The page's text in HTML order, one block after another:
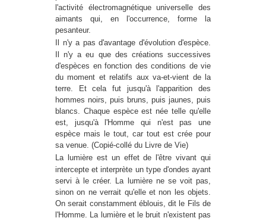
l'activité électromagnétique universelle des
aimants qui, en l'occurrence, forme la
pesanteur.
Il n'y a pas d'avantage d'évolution d'espèce.
Il n'y a eu que des créations successives
d'espèces en fonction des conditions de vie
du moment et relatifs aux va-et-vient de la
terre. Et cela fut jusqu'à l'apparition des
hommes noirs, puis bruns, puis jaunes, puis
blancs. Chaque espèce est née telle qu'elle
est, jusqu'à l'Homme qui n'est pas une
espèce mais le tout, car tout est crée pour
sa venue. (Copié-collé du Livre de Vie)
La lumière est un effet de l'être vivant qui
intercepte et interprète un type d'ondes ayant
servi à le créer. La lumière ne se voit pas,
sinon on ne verrait qu'elle et non les objets.
On serait constamment éblouis, dit le Fils de
l'Homme. La lumière et le bruit n'existent pas